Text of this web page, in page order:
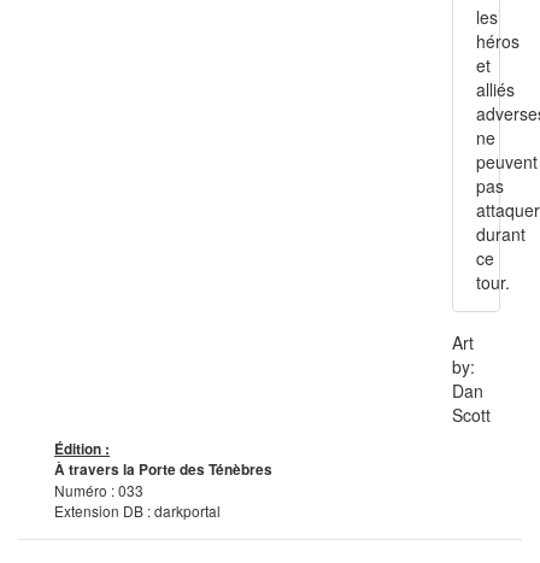
les
héros
et
alliés
ne
peuvent
pas
attaquer
durant
ce
tour.
Art
by:
Dan
Scott
Édition :
À travers la Porte des Ténèbres
Numéro : 033
Extension DB : darkportal